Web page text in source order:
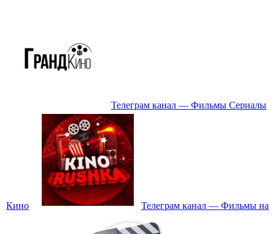
Телеграм канал — Фильмы Сериалы
Кино Телеграм канал — Фильмы на